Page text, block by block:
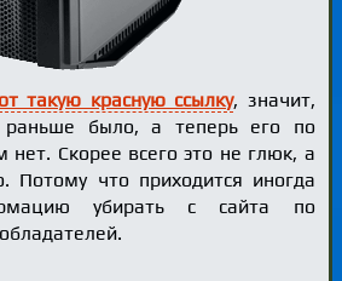
такую красную ссылку, значит,
раньше было, а теперь его по
нет. Скорее всего это не глюк, а
Потому что приходится иногда
убирать с сайта по